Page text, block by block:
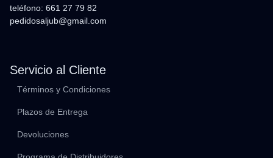
teléfono: 661 27 79 82
pedidosaljub@gmail.com
Servicio al Cliente
Términos y Condiciones
Plazos de Entrega
Devoluciones